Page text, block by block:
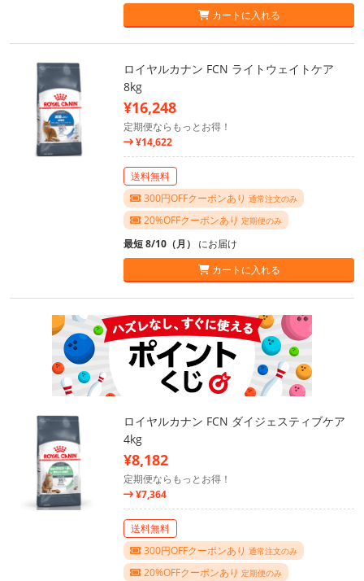
カートに入れる
ロイヤルカナン FCN ライトウェイトケア
8kg
¥16,248
定期便ならもっとお得！
¥14,622
送料無料
300円OFFクーポンあり 通常注文のみ
20%OFFクーポンあり 定期便のみ
最短 8/10（月） にお届け
カートに入れる
ロイヤルカナン FCN ダイジェスティブケア
4kg
¥8,182
定期便ならもっとお得！
¥7,364
送料無料
300円OFFクーポンあり 通常注文のみ
20%OFFクーポンあり 定期便のみ